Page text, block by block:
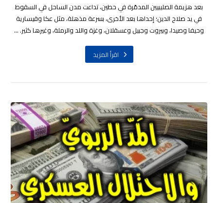
بعد هزيمة الصليبيين المدمّرة في حطين، تداعت مدن الساحل في السقوط
في يد صلاح الدين؛ إحداها بعد الأخرى، بسرعة مذهلة، مثل عكا وقيسارية
وحيفا وصيدا، وبيروت وجبيل وعسقلان، وغزة واللد والرملة، وغيرها كثير. ...
اقرأ المزيد